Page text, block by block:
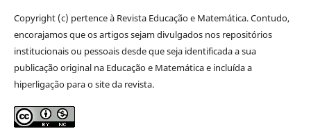
Copyright (c) pertence à Revista Educação e Matemática. Contudo,
encorajamos que os artigos sejam divulgados nos repositórios
institucionais ou pessoais desde que seja identificada a sua
publicação original na Educação e Matemática e incluída a
hiperligação para o site da revista.